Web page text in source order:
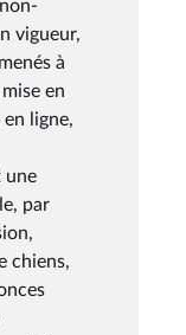
vigueur,
à
en
ligne,
une
par
chiens,